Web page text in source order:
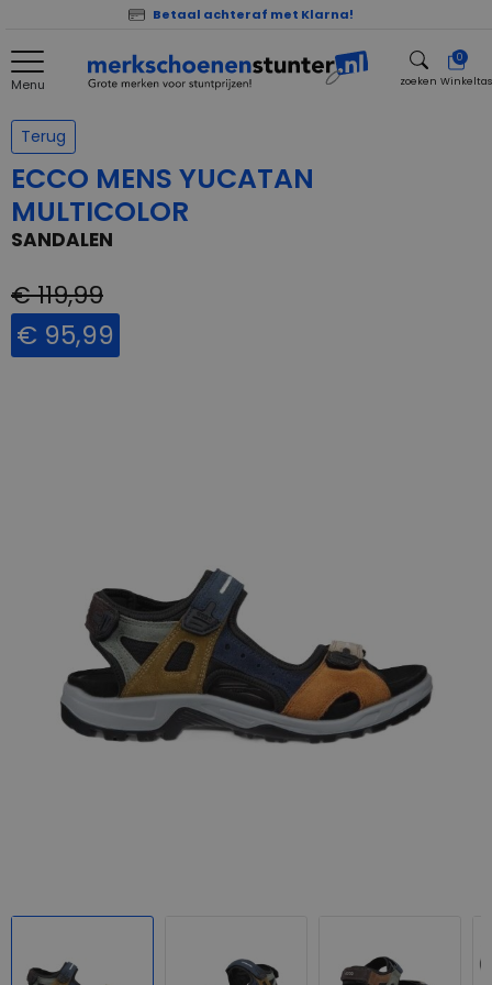
Betaal achteraf met Klarna!
Menu zoeken
0
Winkeltas
Terug
ECCO MENS YUCATAN
MULTICOLOR
SANDALEN
€ 119,99
€ 95,99